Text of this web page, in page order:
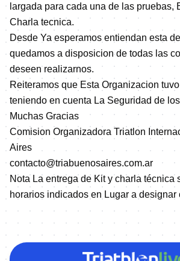
largada para cada una de las pruebas,
Charla tecnica.
Desde Ya esperamos entiendan esta
quedamos a disposicion de todas las
deseen realizarnos.
Reiteramos que Esta Organizacion
teniendo en cuenta La Seguridad de
Muchas Gracias
Comision Organizadora Triatlon
Aires
contacto@triabuenosaires.com.ar
Nota La entrega de Kit y charla técnica
horarios indicados en Lugar a designar